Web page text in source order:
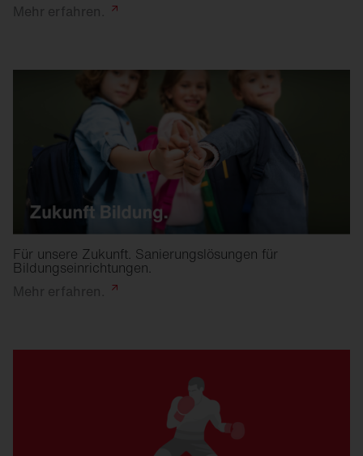
Mehr erfahren.
Für unsere Zukunft. Sanierungslösungen für
Bildungseinrichtungen.
Mehr erfahren.